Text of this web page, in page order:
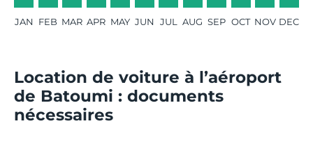
JAN FEB MAR APR MAY JUN JUL AUG SEP OCT NOV DEC
Location de voiture à l’aéroport
de Batoumi : documents
nécessaires